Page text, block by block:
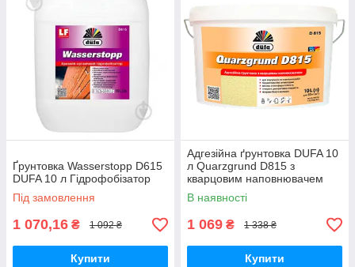
Ґрунтовка Wasserstopp D615
DUFA 10 л Гідрофобізатор
Під замовлення
1 070,16 ₴ 1 092 ₴
Купити
Адгезійна ґрунтовка DUFA 10
л Quarzgrund D815 з
кварцовим наповнювачем
В наявності
1 069 ₴ 1 338 ₴
Купити